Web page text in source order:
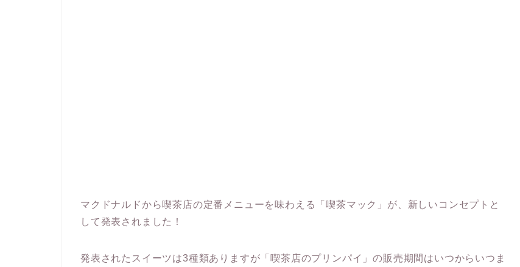
マクドナルドから喫茶店の定番メニューを味わえる「喫茶マック」が、新しいコンセプトと
して発表されました！
発表されたスイーツは3種類ありますが「喫茶店のプリンパイ」の販売期間はいつからいつま